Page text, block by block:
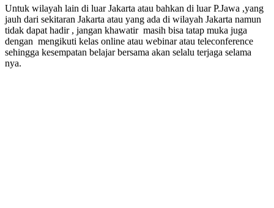
Untuk wilayah lain di luar Jakarta atau bahkan di luar P.Jawa ,yang
jauh dari sekitaran Jakarta atau yang ada di wilayah Jakarta namun
tidak dapat hadir , jangan khawatir masih bisa tatap muka juga
dengan mengikuti kelas online atau webinar atau teleconference
sehingga kesempatan belajar bersama akan selalu terjaga selama
nya.